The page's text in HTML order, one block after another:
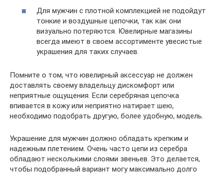
Для мужчин с плотной комплекцией не подойдут
тонкие и воздушные цепочки, так как они
визуально потеряются. Ювелирные магазины
всегда имеют в своем ассортименте увесистые
украшения для таких случаев.
Помните о том, что ювелирный аксессуар не должен
доставлять своему владельцу дискомфорт или
неприятные ощущения. Если серебряная цепочка
впивается в кожу или неприятно натирает шею,
необходимо подобрать другую, более удобную, модель.
Украшение для мужчин должно обладать крепким и
надежным плетением. Очень часто цепи из серебра
обладают несколькими слоями звеньев. Это делается,
чтобы подобранный вариант могу максимально долго